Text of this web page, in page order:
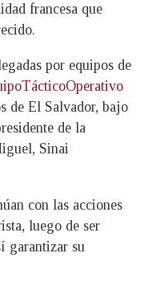
francesa que
por equipos de
de El Salvador, bajo
de la
Sinai
con las acciones
luego de ser
garantizar su